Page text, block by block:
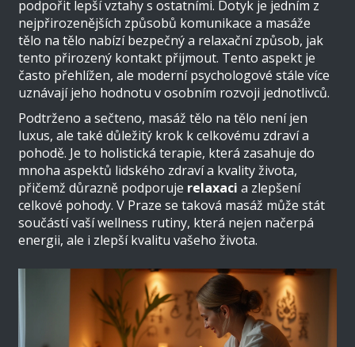
podpořit lepší vztahy s ostatními. Dotyk je jedním z
nejpřirozenějších způsobů komunikace a masáže
tělo na tělo nabízí bezpečný a relaxační způsob, jak
tento přirozený kontakt přijmout. Tento aspekt je
často přehlížen, ale moderní psychologové stále více
uznávají jeho hodnotu v osobním rozvoji jednotlivců.
Podtrženo a sečteno, masáž tělo na tělo není jen
luxus, ale také důležitý krok k celkovému zdraví a
pohodě. Je to holistická terapie, která zasahuje do
mnoha aspektů lidského zdraví a kvality života,
přičemž důrazně podporuje relaxaci a zlepšení
celkové pohody. V Praze se taková masáž může stát
součástí vaší wellness rutiny, která nejen načerpá
energii, ale i zlepší kvalitu vašeho života.